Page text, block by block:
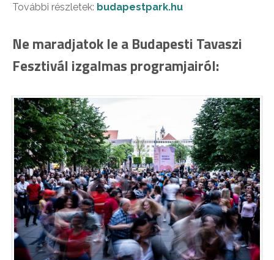
További részletek: budapestpark.hu
Ne maradjatok le a Budapesti Tavaszi
Fesztivál izgalmas programjairól: